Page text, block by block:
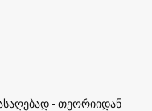
- თეორიიდან